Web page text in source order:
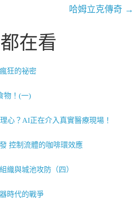
哈姆立克傳奇 →
在看
狂的祕密
物！(一)
心？AI正在介入真實醫療現場！
控制流體的咖啡環效應
織與城池攻防（四）
時代的戰爭